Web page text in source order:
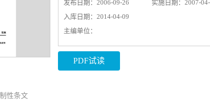
发布日期：2006-09-26
实施日期：2007-
入库日期：2014-04-09
主编单位：
PDF试读
性条文